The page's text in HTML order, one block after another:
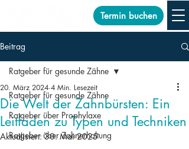
Termin buchen
Beitrag
Ratgeber für gesunde Zähne
Ratgeber über Prophylaxe
Ratgeber über Zahnerhaltung
Ratgeber für gesunde Zähne
Die Welt der Zahnbürsten: Ein
Leitfaden zu Typen und Techniken
20. März 2024 4 Min. Lesezeit
Aktualisiert:30. Mai 2025